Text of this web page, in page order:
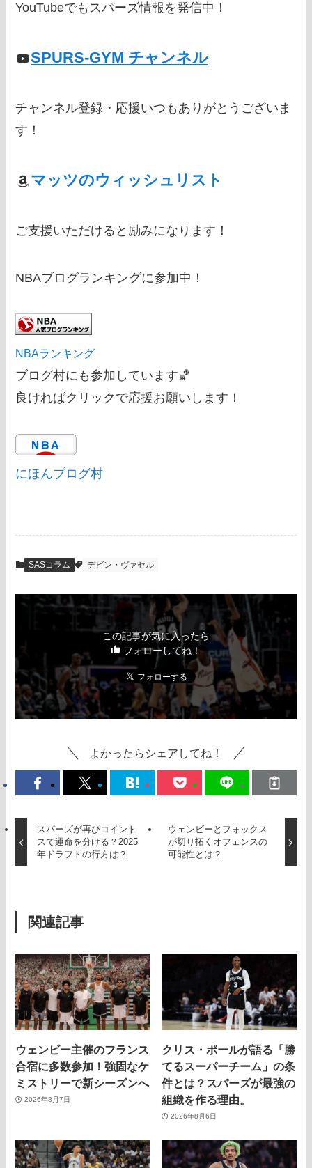
YouTubeでもスパーズ情報を発信中！
SPURS-GYM チャンネル
チャンネル登録・応援いつもありがとうございま
す！
マッツのウィッシュリスト
ご支援いただけると励みになります！
NBAブログランキングに参加中！
NBAランキング
ブログ村にも参加しています🏀
良ければクリックで応援お願いします！
にほんブログ村
SASコラム デビン・ヴァセル
この記事が気に入ったら
フォローしてね！
よかったらシェアしてね！
スパーズが再びコイント
スで運命を分ける？2025
年ドラフトの行方は？
ウェンビーとフォックス
が切り拓くオフェンスの
可能性とは？
関連記事
ウェンビー主催のフランス
合宿に多数参加！強固なケ
ミストリーで新シーズンへ
2026年8月7日
クリス・ポールが語る「勝
てるスーパーチーム」の条
件とは？スパーズが最強の
組織を作る理由。
2026年8月6日